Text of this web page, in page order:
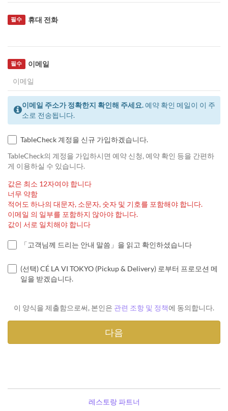
휴대 전화
필수
이메일
필수
이메일 주소가 정확한지 확인해 주세요.예약 확인 메일이 이 주
소로 전송됩니다.
TableCheck 계정을 신규 가입하겠습니다.
TableCheck의 계정을 가입하시면 예약 신청, 예약 확인 등을 간편하
게 이용하실 수 있습니다.
값은 최소 12자여야 합니다
너무 약함
적어도 하나의 대문자, 소문자, 숫자 및 기호를 포함해야 합니다.
이메일 의 일부를 포함하지 않아야 합니다.
값이 서로 일치해야 합니다
「고객님께 드리는 안내 말씀」을 읽고 확인하셨습니다
(선택) CÉ LA VI TOKYO (Pickup & Delivery) 로부터 프로모션 메
일을 받겠습니다.
이 양식을 제출함으로써, 본인은 관련 조항 및 정책에 동의합니다.
레스토랑 파트너